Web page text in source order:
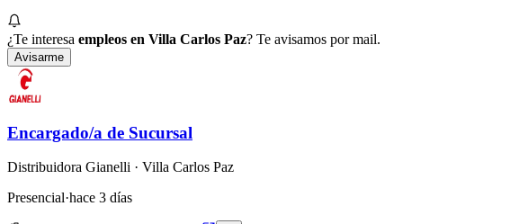
¿Te interesa empleos en Villa Carlos Paz? Te avisamos por mail.
Avisarme
Encargado/a de Sucursal
Distribuidora Gianelli · Villa Carlos Paz
Presencial·hace 3 días